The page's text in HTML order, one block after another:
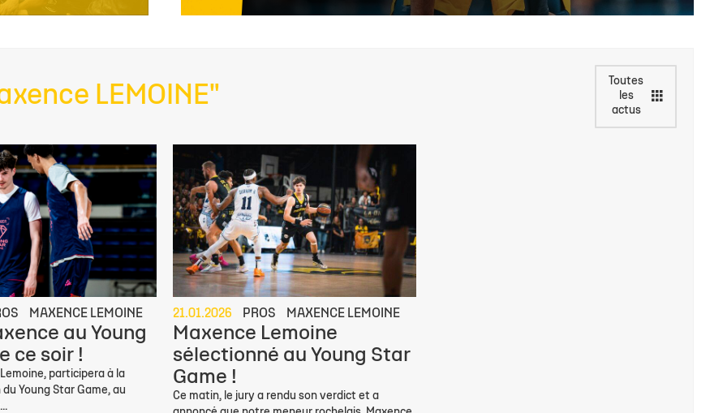
LEMOINE"
Toutes
les
actus
MAXENCE LEMOINE
au Young
ce soir !
participera à la
Young Star Game, au
21.01.2026 PROS MAXENCE LEMOINE
Maxence Lemoine
sélectionné au Young Star
Game !
Ce matin, le jury a rendu son verdict et a